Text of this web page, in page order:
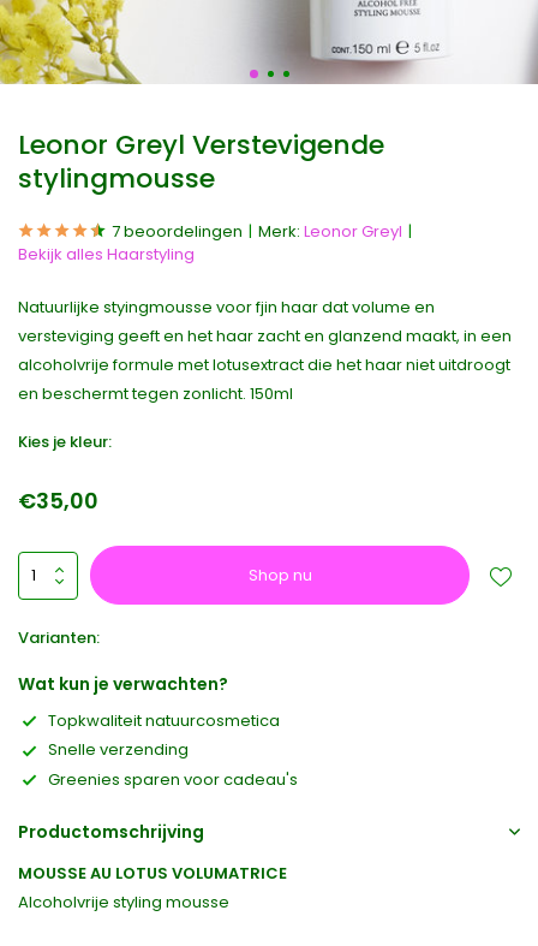
Leonor Greyl Verstevigende
stylingmousse
7 beoordelingen Merk: Leonor Greyl
Bekijk alles Haarstyling
Natuurlijke styingmousse voor fjin haar dat volume en
versteviging geeft en het haar zacht en glanzend maakt, in een
alcoholvrije formule met lotusextract die het haar niet uitdroogt
en beschermt tegen zonlicht. 150ml
Kies je kleur:
€35,00
Shop nu
Varianten:
Wat kun je verwachten?
Topkwaliteit natuurcosmetica
Snelle verzending
Greenies sparen voor cadeau's
Productomschrijving
MOUSSE AU LOTUS VOLUMATRICE
Alcoholvrije styling mousse